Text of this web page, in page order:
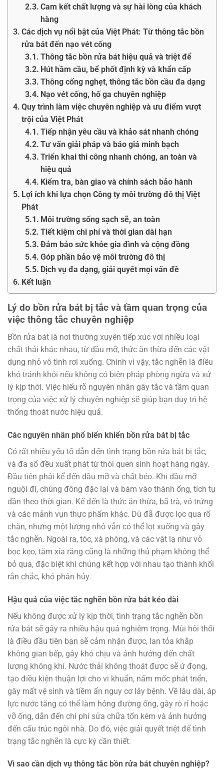
Cam kết chất lượng và sự hài lòng của khách
hàng
Các dịch vụ nổi bật của Việt Phát: Từ thông tắc bồn
rửa bát đến nạo vét cống
Thông tắc bồn rửa bát hiệu quả và triệt để
Hút hầm cầu, bể phốt định kỳ và khẩn cấp
Thông cống nghẹt, thông tắc bồn cầu đa dạng
Nạo vét cống, hố ga chuyên nghiệp
Quy trình làm việc chuyên nghiệp và ưu điểm vượt
trội của Việt Phát
Tiếp nhận yêu cầu và khảo sát nhanh chóng
Tư vấn giải pháp và báo giá minh bạch
Triển khai thi công nhanh chóng, an toàn và
hiệu quả
Kiểm tra, bàn giao và chính sách bảo hành
Lợi ích khi lựa chọn Công ty môi trường đô thị Việt
Phát
Môi trường sống sạch sẽ, an toàn
Tiết kiệm chi phí và thời gian dài hạn
Đảm bảo sức khỏe gia đình và cộng đồng
Góp phần bảo vệ môi trường đô thị
Dịch vụ đa dạng, giải quyết mọi vấn đề
Kết luận
Lý do bồn rửa bát bị tắc và tầm quan trọng của
việc thông tắc chuyên nghiệp
Bồn rửa bát là nơi thường xuyên tiếp xúc với nhiều loại
chất thải khác nhau, từ dầu mỡ, thức ăn thừa đến các vật
dụng nhỏ vô tình rơi xuống. Chính vì vậy, tắc nghẽn là điều
khó tránh khỏi nếu không có biện pháp phòng ngừa và xử
lý kịp thời. Việc hiểu rõ nguyên nhân gây tắc và tầm quan
trọng của việc xử lý chuyên nghiệp sẽ giúp bạn duy trì hệ
thống thoát nước hiệu quả.
Các nguyên nhân phổ biến khiến bồn rửa bát bị tắc
Có rất nhiều yếu tố dẫn đến tình trạng bồn rửa bát bị tắc,
và đa số đều xuất phát từ thói quen sinh hoạt hàng ngày.
Đầu tiên phải kể đến dầu mỡ và chất béo. Khi dầu mỡ
nguội đi, chúng đông đặc lại và bám vào thành ống, tích tụ
dần theo thời gian. Kế đến là thức ăn thừa, bã trà, vỏ trứng
và các mảnh vụn thực phẩm khác. Dù đã được lọc qua rổ
chặn, nhưng một lượng nhỏ vẫn có thể lọt xuống và gây
tắc nghẽn. Ngoài ra, tóc, xà phòng, và các vật lạ như vỏ
bọc kẹo, tăm xỉa răng cũng là những thủ phạm không thể
bỏ qua, đặc biệt khi chúng kết hợp với nhau tạo thành khối
rắn chắc, khó phân hủy.
Hậu quả của việc tắc nghẽn bồn rửa bát kéo dài
Nếu không được xử lý kịp thời, tình trạng tắc nghẽn bồn
rửa bát sẽ gây ra nhiều hậu quả nghiêm trọng. Mùi hôi thối
là điều đầu tiên bạn sẽ cảm nhận được, lan tỏa khắp
không gian bếp, gây khó chịu và ảnh hưởng đến chất
lượng không khí. Nước thải không thoát được sẽ ứ đọng,
tạo điều kiện thuận lợi cho vi khuẩn, nấm mốc phát triển,
gây mất vệ sinh và tiềm ẩn nguy cơ lây bệnh. Về lâu dài, áp
lực nước tăng có thể làm hỏng đường ống, gây rò rỉ hoặc
vỡ ống, dẫn đến chi phí sửa chữa tốn kém và ảnh hưởng
đến cấu trúc ngôi nhà. Do đó, việc giải quyết triệt để tình
trạng tắc nghẽn là cực kỳ cần thiết.
Vì sao cần dịch vụ thông tắc bồn rửa bát chuyên nghiệp?